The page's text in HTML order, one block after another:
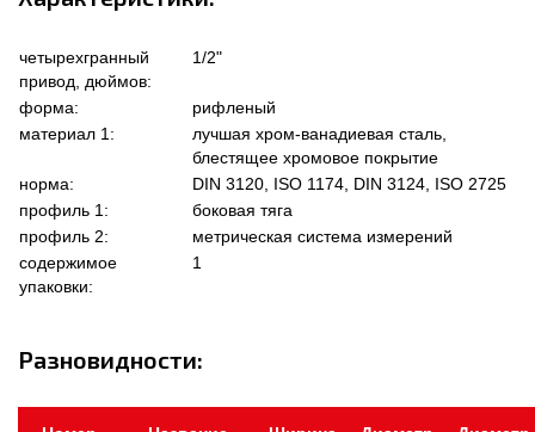
четырехгранный
привод, дюймов:
1/2"
форма:
рифленый
материал 1:
лучшая хром-ванадиевая сталь,
блестящее хромовое покрытие
норма:
DIN 3120, ISO 1174, DIN 3124, ISO 2725
профиль 1:
боковая тяга
профиль 2:
метрическая система измерений
содержимое
упаковки:
1
Разновидности: